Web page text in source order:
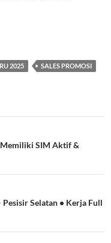
2025
SALES PROMOSI
Memiliki SIM Aktif &
Selatan • Kerja Full